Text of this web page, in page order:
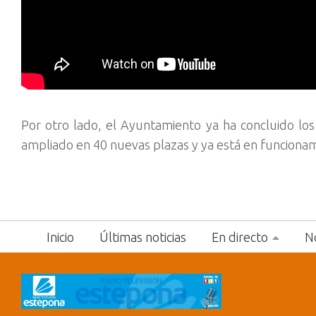
Por otro lado, el Ayuntamiento ya ha concluido
ampliado en 40 nuevas plazas y ya está en
Inicio Últimas noticias En directo